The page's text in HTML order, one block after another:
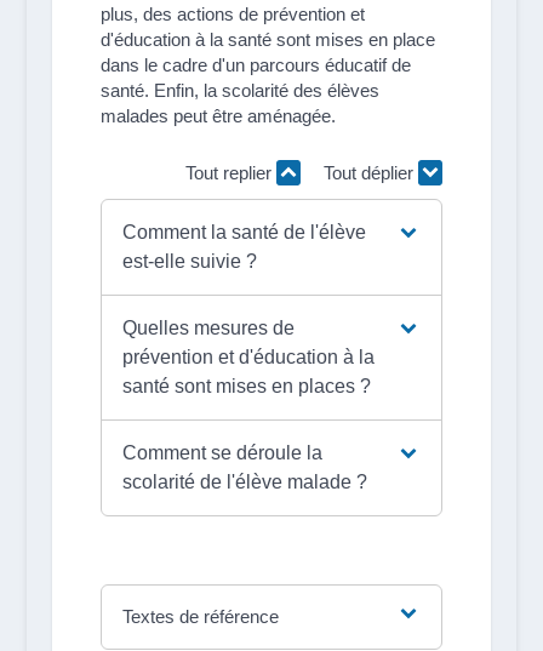
plus, des actions de prévention et
d'éducation à la santé sont mises en place
dans le cadre d'un parcours éducatif de
santé. Enfin, la scolarité des élèves
malades peut être aménagée.
Tout replier Tout déplier
Comment la santé de l'élève
est-elle suivie ?
Quelles mesures de
prévention et d'éducation à la
santé sont mises en places ?
Comment se déroule la
scolarité de l'élève malade ?
Textes de référence